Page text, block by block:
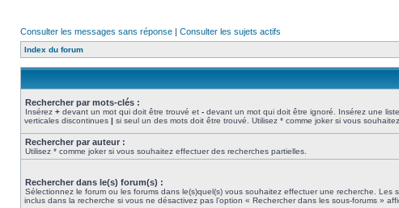
Consulter les messages sans réponse | Consulter les sujets actifs
Index du forum
Rechercher par mots-clés :
Insérez + devant un mot qui doit être trouvé et - devant un mot qui doit être ignoré. Insérez une
verticales discontinues | si seul un des mots doit être trouvé. Utilisez * comme joker si vous
Rechercher par auteur :
Utilisez * comme joker si vous souhaitez effectuer des recherches partielles.
Rechercher dans le(s) forum(s) :
Sélectionnez le forum ou les forums dans le(s)quel(s) vous souhaitez effectuer une recherche. Les
inclus dans la recherche si vous ne désactivez pas l’option « Rechercher dans les sous-forums »